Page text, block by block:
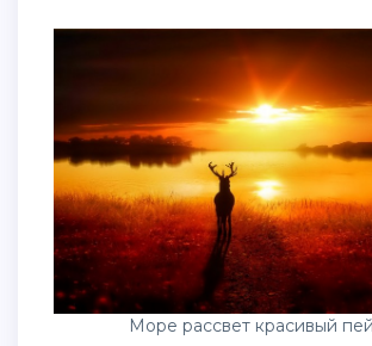
Море рассвет красивый